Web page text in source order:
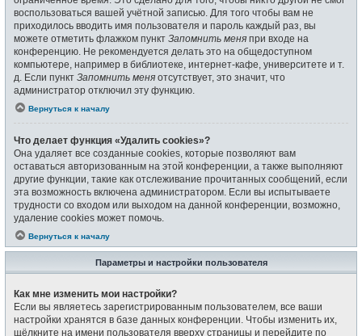
воспользоваться вашей учётной записью. Для того чтобы вам не
приходилось вводить имя пользователя и пароль каждый раз, вы
можете отметить флажком пункт Запомнить меня при входе на
конференцию. Не рекомендуется делать это на общедоступном
компьютере, например в библиотеке, интернет-кафе, университете и т.
д. Если пункт Запомнить меня отсутствует, это значит, что
администратор отключил эту функцию.
Вернуться к началу
Что делает функция «Удалить cookies»?
Она удаляет все созданные cookies, которые позволяют вам
оставаться авторизованным на этой конференции, а также выполняют
другие функции, такие как отслеживание прочитанных сообщений, если
эта возможность включена администратором. Если вы испытываете
трудности со входом или выходом на данной конференции, возможно,
удаление cookies может помочь.
Вернуться к началу
Параметры и настройки пользователя
Как мне изменить мои настройки?
Если вы являетесь зарегистрированным пользователем, все ваши
настройки хранятся в базе данных конференции. Чтобы изменить их,
щёлкните на имени пользователя вверху страницы и перейдите по